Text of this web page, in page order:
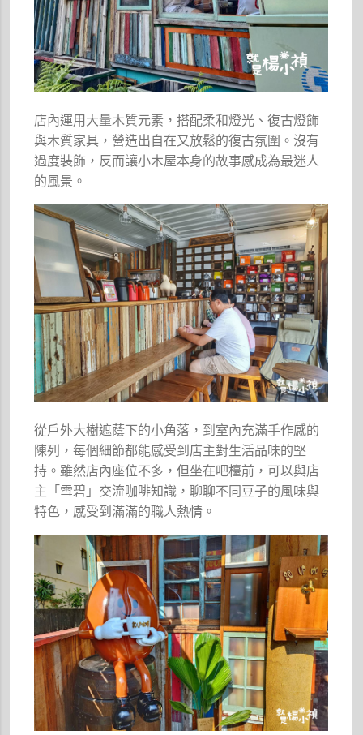
店內運用大量木質元素，搭配柔和燈光、復古燈飾
與木質家具，營造出自在又放鬆的復古氛圍。沒有
過度裝飾，反而讓小木屋本身的故事感成為最迷人
的風景。
從戶外大樹遮蔭下的小角落，到室內充滿手作感的
陳列，每個細節都能感受到店主對生活品味的堅
持。雖然店內座位不多，但坐在吧檯前，可以與店
主「雪碧」交流咖啡知識，聊聊不同豆子的風味與
特色，感受到滿滿的職人熱情。